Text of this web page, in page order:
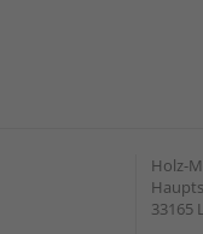
Holz-
33165